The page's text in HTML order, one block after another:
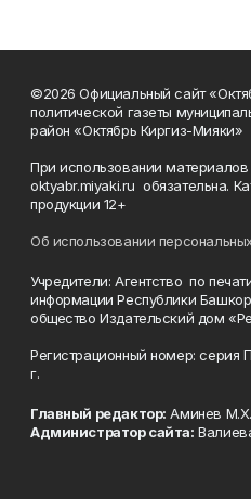
©2026 Официальный сайт
политической газеты
район «Октябрь Киргиз-Мияки»
При использовании
oktyabr.miyaki.ru обязательна.
продукции 12+
Об использовании
Учредители: Агентство по
информации Республики
общество Издательский дом
Регистрационный номер: серия
г.
Главный редактор: Аминев М.Х.
Администратор сайта: